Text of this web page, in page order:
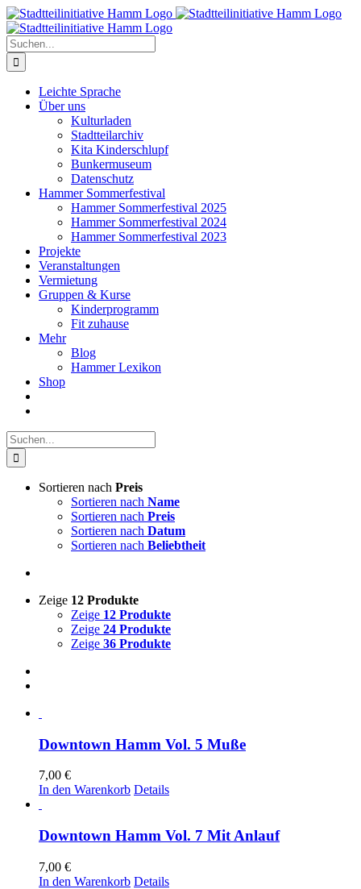
Zum
Inhalt
springen
Suche
nach:
Leichte Sprache
Über uns
Kulturladen
Stadtteilarchiv
Kita Kinderschlupf
Bunkermuseum
Datenschutz
Hammer Sommerfestival
Hammer Sommerfestival 2025
Hammer Sommerfestival 2024
Hammer Sommerfestival 2023
Projekte
Veranstaltungen
Vermietung
Gruppen & Kurse
Kinderprogramm
Fit zuhause
Mehr
Blog
Hammer Lexikon
Shop
Suche
nach:
Sortieren nach Preis
Sortieren nach Name
Sortieren nach Preis
Sortieren nach Datum
Sortieren nach Beliebtheit
Zeige 12 Produkte
Zeige 12 Produkte
Zeige 24 Produkte
Zeige 36 Produkte
Downtown Hamm Vol. 5 Muße
7,00 €
In den Warenkorb Details
Downtown Hamm Vol. 7 Mit Anlauf
7,00 €
In den Warenkorb Details